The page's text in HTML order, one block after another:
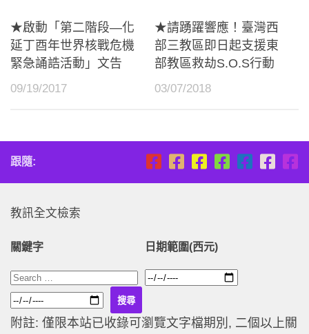
★啟動「第二階段―化
延丁酉年世界核戰危機
緊急誦誥活動」文告
09/19/2017
★請踴躍響應！臺灣西
部三教區即日起支援東
部教區救劫S.O.S行動
03/07/2018
跟隨:
教訊全文檢索
關鍵字 日期範圍(西元)
附註: 僅限本站已收錄可瀏覽文字檔期別, 二個以上關